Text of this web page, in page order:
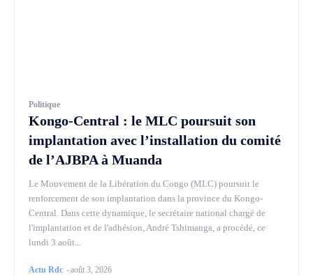
Politique
Kongo-Central : le MLC poursuit son
implantation avec l’installation du comité
de l’AJBPA à Muanda
Le Mouvement de la Libération du Congo (MLC) poursuit le
renforcement de son implantation dans la province du Kongo-
Central. Dans cette dynamique, le secrétaire national chargé de
l'implantation et de l'adhésion, André Tshimanga, a procédé, ce
lundi 3 août...
Actu Rdc -août 3, 2026